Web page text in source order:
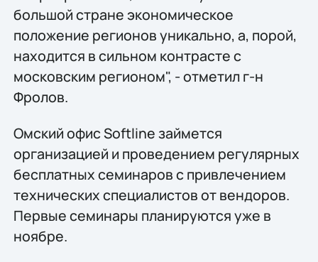
большой стране экономическое
положение регионов уникально, а, порой,
находится в сильном контрасте с
московским регионом", - отметил г-н
Фролов.
Омский офис Softline займется
организацией и проведением регулярных
бесплатных семинаров с привлечением
технических специалистов от вендоров.
Первые семинары планируются уже в
ноябре.